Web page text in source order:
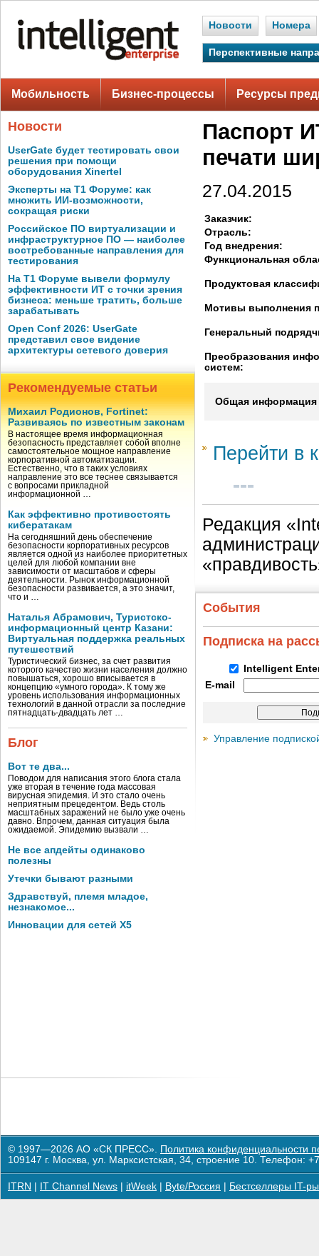
Новости Номера
Перспективные
Мобильность Бизнес-процессы Ресурсы
Новости
UserGate будет тестировать свои
решения при помощи
оборудования Xinertel
Эксперты на Т1 Форуме: как
множить ИИ-возможности,
сокращая риски
Российское ПО виртуализации и
инфраструктурное ПО — наиболее
востребованные направления для
тестирования
На Т1 Форуме вывели формулу
эффективности ИТ с точки зрения
бизнеса: меньше тратить, больше
зарабатывать
Open Conf 2026: UserGate
представил свое видение
архитектуры сетевого доверия
Рекомендуемые статьи
Михаил Родионов, Fortinet:
Развиваясь по известным законам
В настоящее время информационная
безопасность представляет собой вполне
самостоятельное мощное направление
корпоративной автоматизации.
Естественно, что в таких условиях
направление это все теснее связывается
с вопросами прикладной
информационной …
Как эффективно противостоять
кибератакам
На сегодняшний день обеспечение
безопасности корпоративных ресурсов
является одной из наиболее приоритетных
целей для любой компании вне
зависимости от масштабов и сферы
деятельности. Рынок информационной
безопасности развивается, а это значит,
что и …
Наталья Абрамович, Туристско-
информационный центр Казани:
Виртуальная поддержка реальных
путешествий
Туристический бизнес, за счет развития
которого качество жизни населения должно
повышаться, хорошо вписывается в
концепцию «умного города». К тому же
уровень использования информационных
технологий в данной отрасли за последние
пятнадцать-двадцать лет …
Блог
Вот те два...
Поводом для написания этого блога стала
уже вторая в течение года массовая
вирусная эпидемия. И это стало очень
неприятным прецедентом. Ведь столь
масштабных заражений не было уже очень
давно. Впрочем, данная ситуация была
ожидаемой. Эпидемию вызвали …
Не все апдейты одинаково
полезны
Утечки бывают разными
Здравствуй, племя младое,
незнакомое...
Инновации для сетей X5
Паспорт
печати
27.04.2015
Заказчик:
Отрасль:
Год внедрения:
Функциональная
Продуктовая
Мотивы выполнения
Генеральный
Преобразования
систем:
Общая информация
Перейти в
Редакция
События
Подписка на
Intelligent
E-mail
Управление
© 1997—2026 АО «СК ПРЕСС». Политика конфиденциальности
109147 г. Москва, ул. Марксистская, 34, строение 10. Телефон:
ITRN IT Channel News itWeek Byte/Россия Бестселлеры IT-